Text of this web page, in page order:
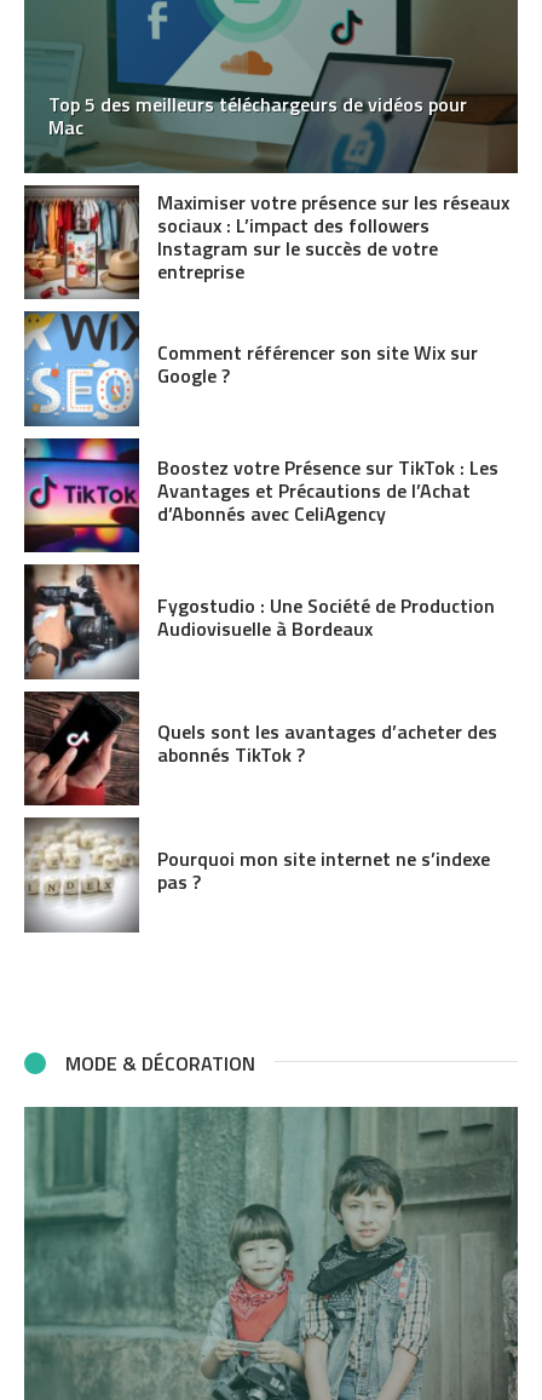
Top 5 des meilleurs téléchargeurs de vidéos pour
Mac
Maximiser votre présence sur les réseaux
sociaux : L’impact des followers
Instagram sur le succès de votre
entreprise
Comment référencer son site Wix sur
Google ?
Boostez votre Présence sur TikTok : Les
Avantages et Précautions de l’Achat
d’Abonnés avec CeliAgency
Fygostudio : Une Société de Production
Audiovisuelle à Bordeaux
Quels sont les avantages d’acheter des
abonnés TikTok ?
Pourquoi mon site internet ne s’indexe
pas ?
MODE & DÉCORATION